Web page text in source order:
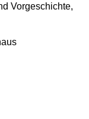
Vorgeschichte,